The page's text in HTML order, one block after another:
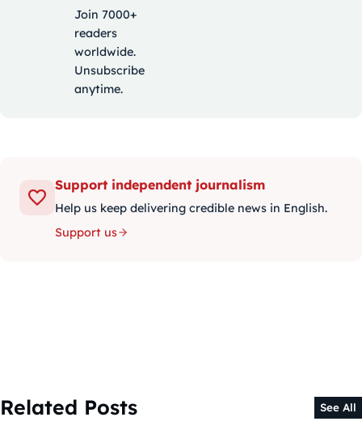
Join 7000+
readers
worldwide.
Unsubscribe
anytime.
Support independent journalism
Help us keep delivering credible news in English.
Support us
Related Posts See All